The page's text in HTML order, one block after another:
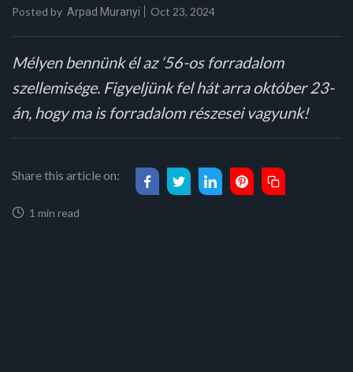
Posted by Arpad Muranyi Oct 23, 2024
Mélyen bennünk él az ‘56-os forradalom
szellemisége. Figyeljünk fel hát arra október 23-
án, hogy ma is forradalom részesei vagyunk!
Share this article on:
1 min read